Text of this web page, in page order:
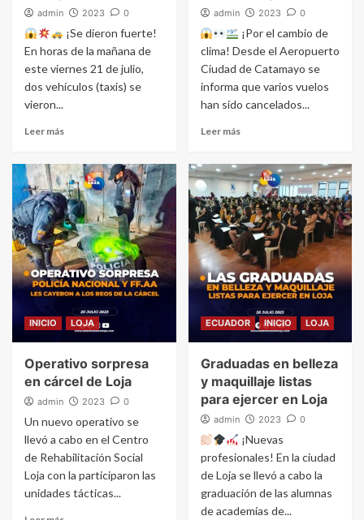
admin 2023 0
¡Se dieron fuerte!
En horas de la mañana de
este viernes 21 de julio,
dos vehículos (taxis) se
vieron...
Leer más
admin 2023 0
¡Por el cambio de
clima! Desde el Aeropuerto
Ciudad de Catamayo se
informa que varios vuelos
han sido cancelados...
Leer más
INICIO LOJA
Operativo sorpresa
en cárcel de Loja
admin 2023 0
Un nuevo operativo se
llevó a cabo en el Centro
de Rehabilitación Social
Loja con la participaron las
unidades tácticas...
ECUADOR INICIO LOJA
Graduadas en belleza
y maquillaje listas
para ejercer en Loja
admin 2023 0
¡Nuevas
profesionales! En la ciudad
de Loja se llevó a cabo la
graduación de las alumnas
de academias de...